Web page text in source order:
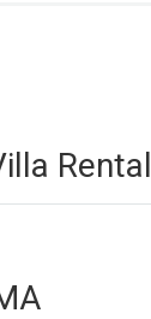
Rental